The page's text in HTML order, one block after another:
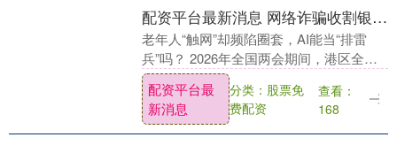
配资平台最新消息 网络诈骗收割银发族，人大代表：给App长辈模式加AI防护
老年人“触网”却频陷圈套，AI能当“排雷
兵”吗？ 2026年全国两会期间，港区全国
人大代表、中手游联合创始人冼汉迪表
示，老年人已成为网络谣言、虚假营销、
AI诈骗....
配资平台最
新消息
分类：股票免
费配资
查看：
168